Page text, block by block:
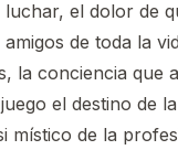
el dolor de
de toda la
la conciencia que
el destino de
místico de la